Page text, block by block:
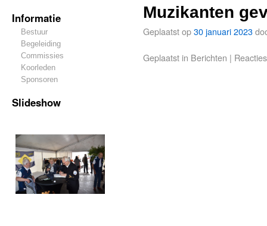
Informatie
Bestuur
Begeleiding
Commissies
Koorleden
Sponsoren
Slideshow
Muzikanten
Geplaatst op30 januari 2023
Geplaatst in Berichten |